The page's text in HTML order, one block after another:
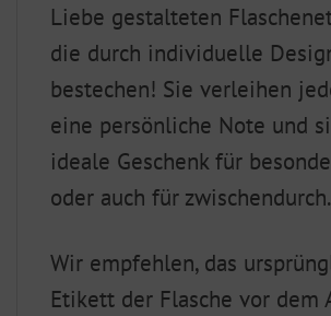
Liebe gestalteten
die durch individuelle
bestechen! Sie verleihen
eine persönliche Note und
ideale Geschenk für
oder auch für zwischendurch.
Wir empfehlen, das
Etikett der Flasche vor dem